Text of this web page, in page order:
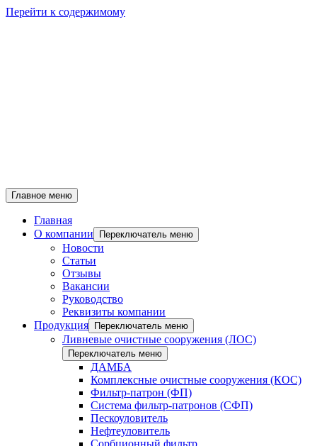
Перейти к содержимому
Главное меню
Главная
О компании
Переключатель меню
Новости
Статьи
Отзывы
Вакансии
Руководство
Реквизиты компании
Продукция
Переключатель меню
Ливневые очистные сооружения (ЛОС)
Переключатель меню
ДАМБА
Комплексные очистные сооружения (КОС)
Фильтр-патрон (ФП)
Система фильтр-патронов (СФП)
Пескоуловитель
Нефтеуловитель
Сорбционный фильтр